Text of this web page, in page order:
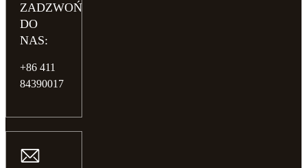
ZADZWOŃ
DO
NAS:
+86 411
84390017